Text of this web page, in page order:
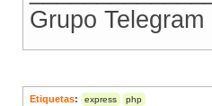
Grupo Telegram
Etiquetas: express php